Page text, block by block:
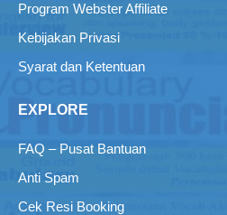
Program Webster Affiliate
Kebijakan Privasi
Syarat dan Ketentuan
EXPLORE
FAQ – Pusat Bantuan
Anti Spam
Cek Resi Booking